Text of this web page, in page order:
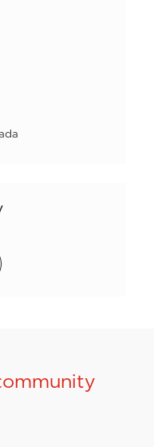
twitter
via email